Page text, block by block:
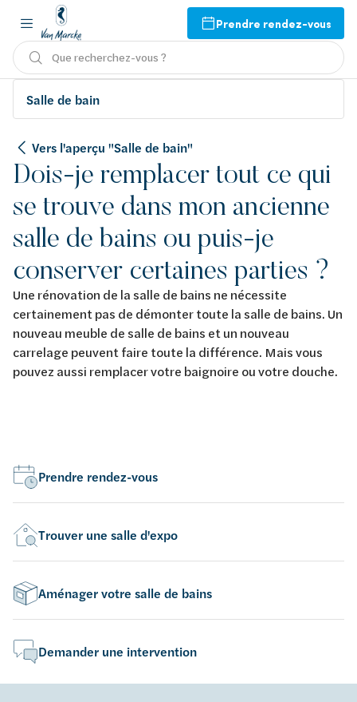
Prendre rendez-vous
Que recherchez-vous ?
Salle de bain
Vers l'aperçu "Salle de bain"
Dois-je remplacer tout ce qui
se trouve dans mon ancienne
salle de bains ou puis-je
conserver certaines parties ?
Une rénovation de la salle de bains ne nécessite
certainement pas de démonter toute la salle de bains. Un
nouveau meuble de salle de bains et un nouveau
carrelage peuvent faire toute la différence. Mais vous
pouvez aussi remplacer votre baignoire ou votre douche.
Prendre rendez-vous
Trouver une salle d'expo
Aménager votre salle de bains
Demander une intervention